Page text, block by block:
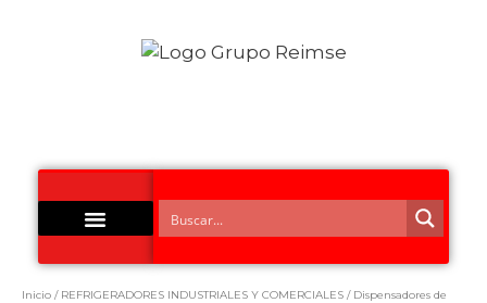
Inicio / REFRIGERADORES INDUSTRIALES Y COMERCIALES / Dispensadores de